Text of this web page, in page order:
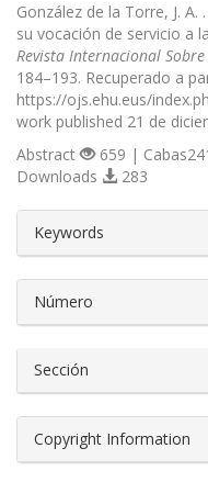
González de la Torre, J.
su vocación de servicio a
Revista Internacional
184–193. Recuperado a
https://ojs.ehu.eus/
work published 21 de
Abstract
659 |
Downloads
283
Keywords
Número
Sección
Copyright Information